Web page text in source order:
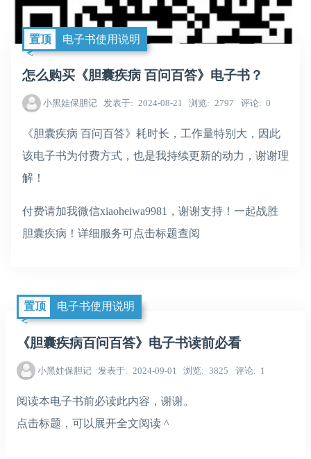
置顶 电子书使用说明
怎么购买《胆囊疾病 百问百答》电子书？
小黑娃保胆记 发表于 2024-08-21 浏览 2797 评论 0
《胆囊疾病 百问百答》耗时长，工作量特别大，因此
该电子书为付费方式，也是我持续更新的动力，谢谢理
解！
付费请加我微信xiaoheiwa9981，谢谢支持！一起战胜
胆囊疾病！详细服务可点击标题查阅
置顶 电子书使用说明
《胆囊疾病百问百答》电子书读前必看
小黑娃保胆记 发表于 2024-09-01 浏览 3825 评论 1
阅读本电子书前必读此内容，谢谢。
点击标题，可以展开全文阅读 ^